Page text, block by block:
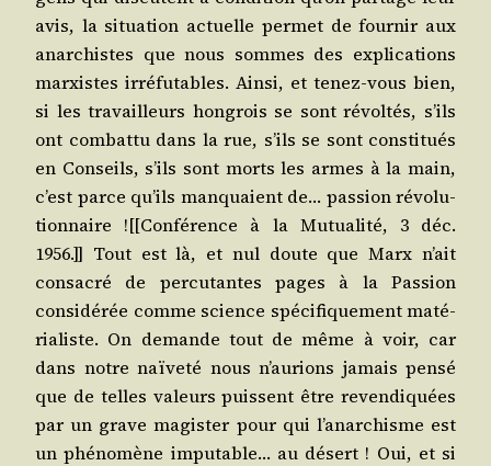
avis, la situa­tion actuelle per­met de four­nir aux
anar­chistes que nous sommes des expli­ca­tions
mar­xistes irré­fu­tables. Ain­si, et tenez-vous bien,
si les tra­vailleurs hon­grois se sont révol­tés, s’ils
ont com­bat­tu dans la rue, s’ils se sont consti­tués
en Conseils, s’ils sont morts les armes à la main,
c’est parce qu’ils man­quaient de… pas­sion révo­lu­
tion­naire ![[Confé­rence à la Mutua­li­té, 3 déc.
1956.]] Tout est là, et nul doute que Marx n’ait
consa­cré de per­cu­tantes pages à la Pas­sion
consi­dé­rée comme science spé­ci­fi­que­ment maté­
ria­liste. On demande tout de même à voir, car
dans notre naï­ve­té nous n’au­rions jamais pen­sé
que de telles valeurs puissent être reven­di­quées
par un grave magis­ter pour qui l’a­nar­chisme est
un phé­no­mène impu­table… au désert ! Oui, et si